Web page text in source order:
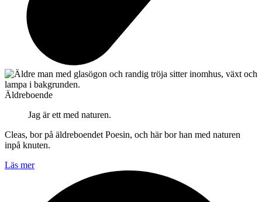
Äldreboende
Jag är ett med naturen.
Cleas, bor på äldreboendet Poesin, och här bor han med naturen
inpå knuten.
Läs mer